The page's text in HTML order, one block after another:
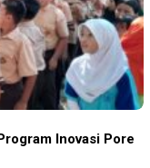
Inovasi Pore